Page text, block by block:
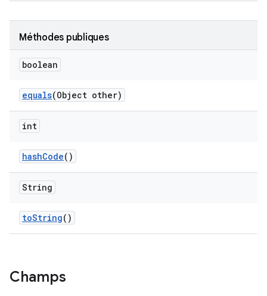
Méthodes publiques
boolean
equals(Object other)
int
hashCode()
String
toString()
Champs